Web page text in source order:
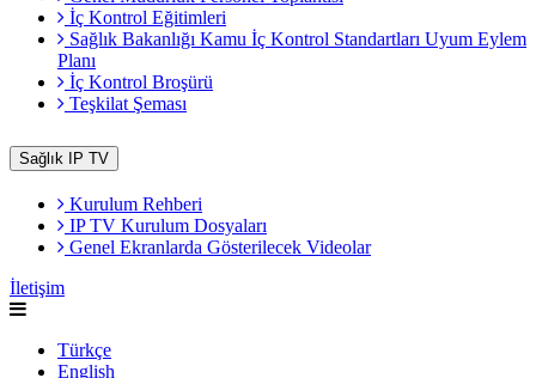
İç Kontrol Eğitimleri
Sağlık Bakanlığı Kamu İç Kontrol Standartları Uyum Eylem
Planı
İç Kontrol Broşürü
Teşkilat Şeması
Sağlık IP TV
Kurulum Rehberi
IP TV Kurulum Dosyaları
Genel Ekranlarda Gösterilecek Videolar
İletişim
Türkçe
English